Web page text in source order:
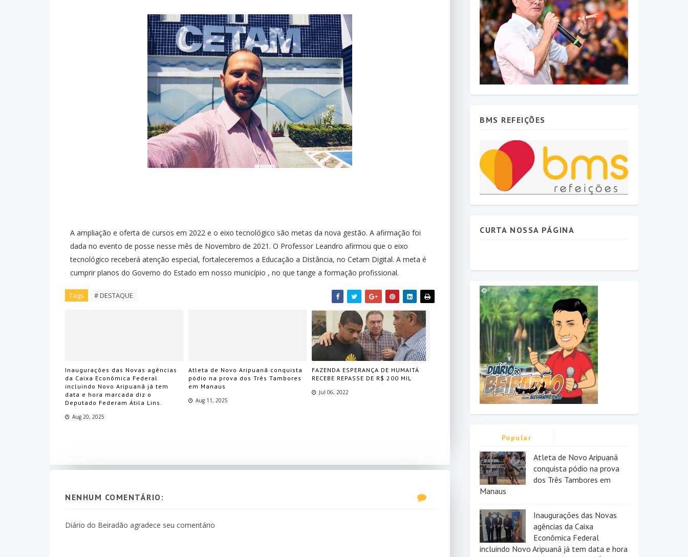
A ampliação e oferta de cursos em 2022 e o eixo tecnológico são metas da nova gestão. A afirmação foi
dada no evento de posse nesse mês de Novembro de 2021. O Professor Leandro afirmou que o eixo
tecnológico receberá atenção especial, fortaleceremos a Educação a Distância, no Cetam Digital. A meta é
cumprir planos do Governo do Estado em nosso município , no que tange a formação profissional.
Tags # DESTAQUE
Inaugurações das Novas agências
da Caixa Econômica Federal
incluindo Novo Aripuanã já tem
data e hora marcada diz o
Deputado Federam Átila Lins.
Aug 20, 2025
Atleta de Novo Aripuanã conquista
pódio na prova dos Três Tambores
em Manaus
Aug 11, 2025
FAZENDA ESPERANÇA DE HUMAITÁ
RECEBE REPASSE DE R$ 200 MIL
Jul 06, 2022
NENHUM COMENTÁRIO:
Diário do Beiradão agradece seu comentário
BMS REFEIÇÕES
CURTA NOSSA PÁGINA
Popular
Atleta de Novo Aripuanã
conquista pódio na prova
dos Três Tambores em
Manaus
Inaugurações das Novas
agências da Caixa
Econômica Federal
incluindo Novo Aripuanã já tem data e hora